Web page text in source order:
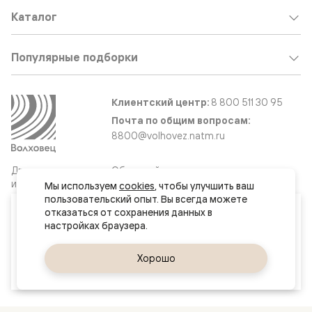
Ваш город
Челябинск
Двери
и интерьерные
решения
Каталог
Популярные подборки
Клиентский центр: 8 800 511 30 95
Почта по общим вопросам:
8800@volhovez.natm.ru
Обратный звонок
Сайт не является публичной офертой
Правовая информация
Мы используем cookies, чтобы улучшить ваш
пользовательский опыт. Вы всегда можете
отказаться от сохранения данных в
Хорошо